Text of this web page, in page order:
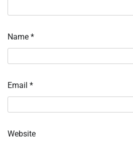
Name *
Email *
Website